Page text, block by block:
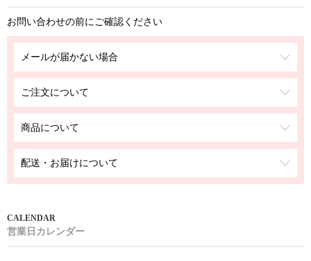
お問い合わせの前にご確認ください
メールが届かない場合
ご注文について
商品について
配送・お届けについて
営業日カレンダー